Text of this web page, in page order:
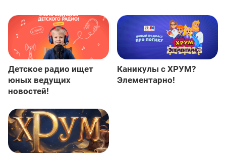
Детское радио ищет
юных ведущих
новостей!
Каникулы с ХРУМ?
Элементарно!